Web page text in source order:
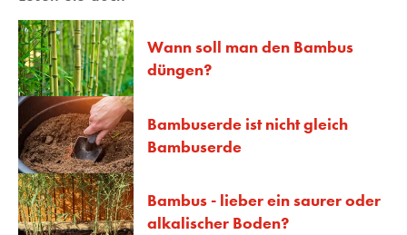
Wann soll man den Bambus
düngen?
Bambuserde ist nicht gleich
Bambuserde
Bambus - lieber ein saurer oder
alkalischer Boden?